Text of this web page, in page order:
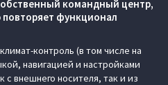
командный центр,
функционал
контроль (в том числе на
навигацией и настройками
внешнего носителя, так и из